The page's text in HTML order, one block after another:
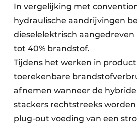
In vergelijking met
hydraulische aandrijvingen
dieselelektrisch
tot 40% brandstof.
Tijdens het werken in
toerekenbare
afnemen wanneer de hybride
stackers rechtstreeks worden
plug-out voeding van een